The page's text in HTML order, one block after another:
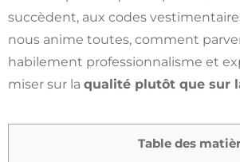
succèdent, aux codes
nous anime toutes, comment
habilement professionnalisme et
miser sur la qualité plutôt que sur
Table des